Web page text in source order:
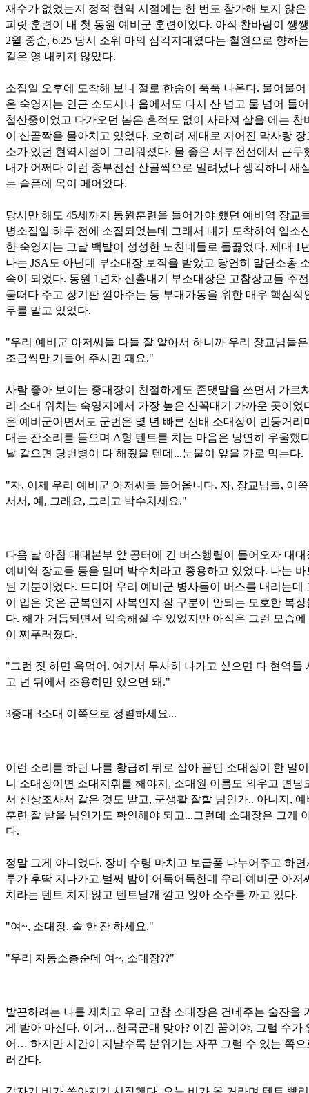
재수가 없었는지 정적 현역 시절에는 한 번도 참가해 보지 않은
피릿 훈련이 내 첫 동원 예비군 훈련이었다. 아직 찬바람이 쌩
2월 중순, 6.25 당시 소위 마의 삼각지대였다는 철원으로 향하
길은 영 내키지 않았다.
소집일 오후에 도착해 보니 절로 한숨이 푹푹 나온다. 물어물어
온 숙영지는 인근 소도시나 읍에서도 다시 산 넘고 물 넘어 들
첩산중이었고 다가오던 봄은 흔적도 없이 사라져 살을 에는 찬
이 산골짝을 몰아치고 있었다. 오히려 제대로 지어진 막사랑 장
소가 있던 현역시절이 그리워졌다. 물 좋은 서부전선에서 근무
내가 어쩌다 이런 중부전선 산골짝으로 밀려났나 생각하니 새
는 슬픔에 목이 메어왔다.
당시만 해도 45세까지 동원훈련을 들어가야 했던 예비역 장교
병소집일 하루 전에 소집되었는데 그래서 내가 도착하여 입소
한 숙영지는 그날 백발이 성성한 노친네들로 들끓었다. 제대 1
나는 JSA도 아닌데 부소대장 보직을 받았고 당연히 말단소총
속이 되었다. 동원 1년차 신출내기 부소대장은 고참장교들 주
물떠다 주고 장기판 깔아주는 등 부대가동을 위한 매우 핵심적
무를 맡고 있었다.
"우리 예비군 아저씨들 다들 잘 알아서 하니까 우리 장교님들
조금씩만 거들어 주시면 돼요."
사람 좋아 보이는 중대장이 친절하게도 존댓말을 쓰면서 가르
리 소대 위치는 숙영지에서 가장 높은 산꼭대기 가까운 곳이었
은 예비군이면서도 군번은 몇 년 빠른 선배 소대장이 빈둥거리
대는 잔소리를 들으며 A형 텐트를 치는 마음은 당연히 우울했
날 같으면 당번병이 다 해줬을 텐데...눈물이 앞을 가로 막는다.
"자, 이제 우리 예비군 아저씨들 들어옵니다. 자, 장교님들, 이
서서, 예, 그래요, 그리고 박수치세요."
다음 날 아침 대대본부 앞 공터에 긴 버스행렬이 들어오자 대대
예비역 장교들 등을 밀며 박수치라고 종용하고 있었다. 나는 바
된 기분이었다. 드디어 우리 예비군 병사들이 버스를 내리는데
이 입은 옷은 군복인지 사복인지 잘 구분이 안되는 모호한 복장
다. 해가 거듭되면서 익숙해질 수 있었지만 아직은 그런 모습에
이 찌푸러졌다.
"그런 짓 하면 욕먹어. 여기서 무사히 나가고 싶으면 다 현역들
고 넌 뒤에서 조용히만 있으면 돼."
3중대 3소대 이쪽으로 정렬하세요...
이런 소리를 하던 나를 황급히 뒤로 잡아 끌던 소대장이 한 말
니 소대장이면 소대지휘를 해야지, 소대원 이름도 외우고 면담
서 신상조사서 같은 것도 받고, 군생활 잘할 넘인가.. 아니지, 예
훈련 잘 받을 넘인가도 확인해야 되고...그런데 소대장은 그게
다.
정말 그게 아니었다. 장비 수령 마치고 보급품 나누어주고 하면
루가 후딱 지나가고 벌써 밤이 어둑어둑한데 우리 예비군 아저
치라는 텐트 치지 않고 텐트날개 깔고 앉아 소주를 까고 있다.
"여~, 소대장, 술 한 잔 하세요."
"우리 자동소총순데 여~, 소대장??"
발끈하려는 나를 제치고 우리 고참 소대장은 건네주는 술잔을
게 받아 마신다. 이거…한국군대 맞아? 이건 꿈이야, 그럴 수가
어… 하지만 시간이 지날수록 분위기는 자꾸 그럴 수 있는 쪽으
러간다.